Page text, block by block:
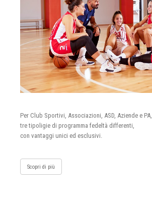
Per Club Sportivi, Associazioni, ASD, Aziende e PA,
tre tipoligie di programma fedeltà differenti,
con vantaggi unici ed esclusivi.
Scopri di più